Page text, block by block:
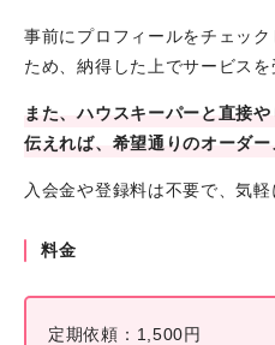
事前にプロフィールをチェッ
ため、納得した上でサービスを
また、ハウスキーパーと直接
伝えれば、希望通りのオーダー
入会金や登録料は不要で、気軽
料金
定期依頼：1,500円